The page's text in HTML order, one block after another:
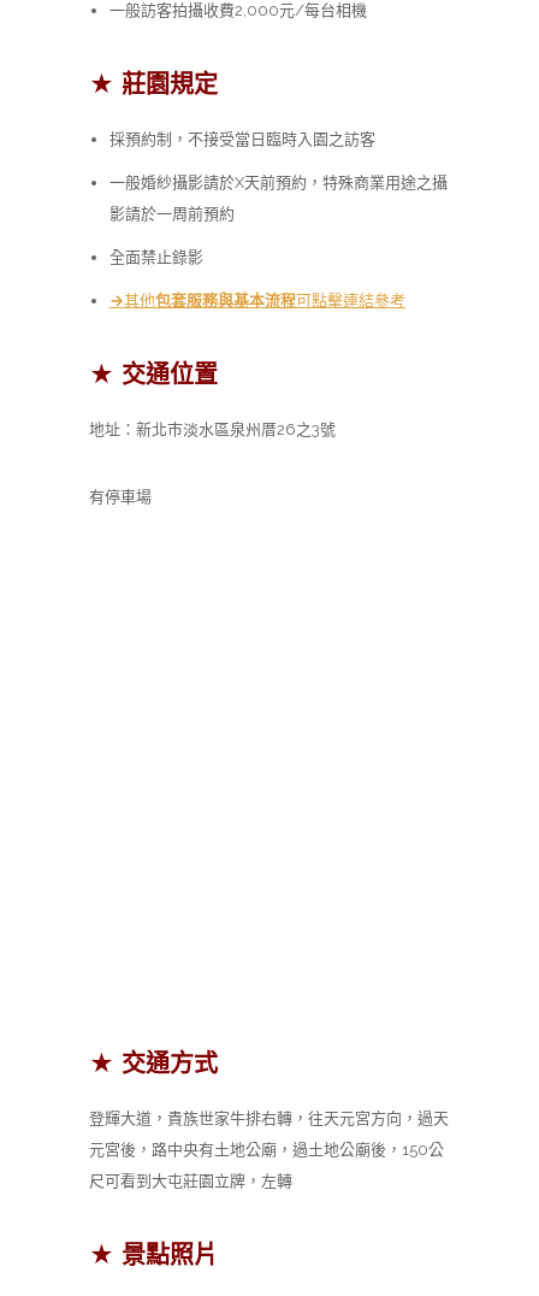
一般訪客拍攝收費2,000元/每台相機
★ 莊園規定
採預約制，不接受當日臨時入園之訪客
一般婚紗攝影請於X天前預約，特殊商業用途之攝
影請於一周前預約
全面禁止錄影
→其他包套服務與基本流程可點擊連結參考
★ 交通位置
地址：新北市淡水區泉州厝26之3號
有停車場
★ 交通方式
登輝大道，貴族世家牛排右轉，往天元宮方向，過天
元宮後，路中央有土地公廟，過土地公廟後，150公
尺可看到大屯莊園立牌，左轉
★ 景點照片